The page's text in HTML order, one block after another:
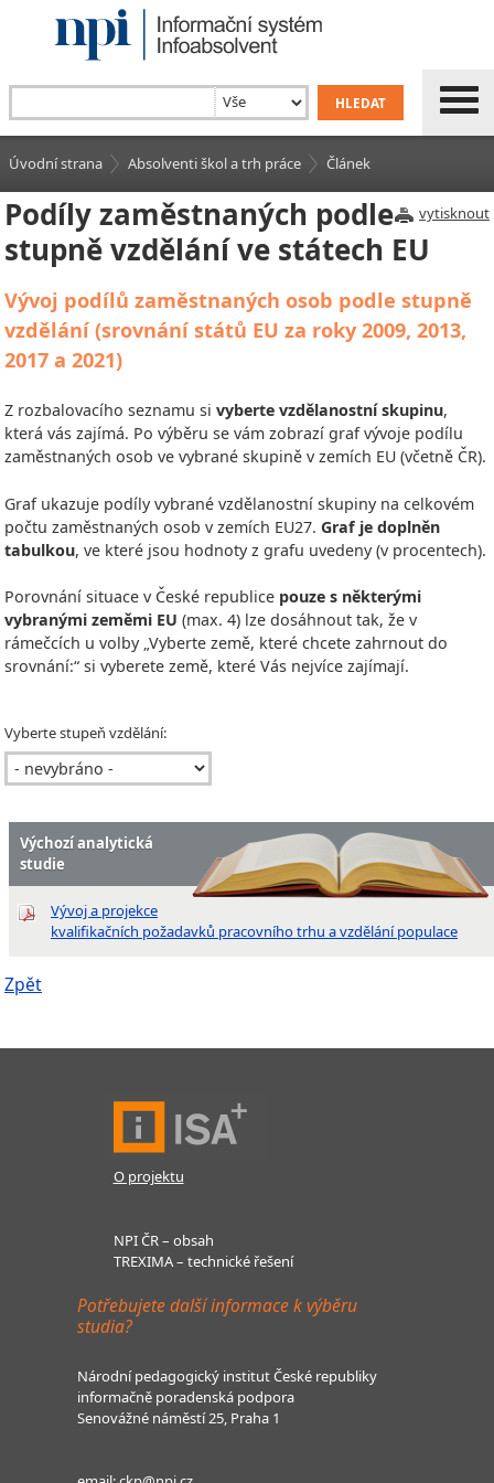
Úvodní strana Absolventi škol a trh práce Článek
vytisknout
Podíly zaměstnaných podle
stupně vzdělání ve státech EU
Vývoj podílů zaměstnaných osob podle stupně
vzdělání (srovnání států EU za roky 2009, 2013,
2017 a 2021)
Z rozbalovacího seznamu si vyberte vzdělanostní skupinu,
která vás zajímá. Po výběru se vám zobrazí graf vývoje podílu
zaměstnaných osob ve vybrané skupině v zemích EU (včetně ČR).
Graf ukazuje podíly vybrané vzdělanostní skupiny na celkovém
počtu zaměstnaných osob v zemích EU27. Graf je doplněn
tabulkou, ve které jsou hodnoty z grafu uvedeny (v procentech).
Porovnání situace v České republice pouze s některými
vybranými zeměmi EU (max. 4) lze dosáhnout tak, že v
rámečcích u volby „Vyberte země, které chcete zahrnout do
srovnání:“ si vyberete země, které Vás nejvíce zajímají.
Vyberte stupeň vzdělání:
Výchozí analytická
studie
Vývoj a projekce
kvalifikačních požadavků pracovního trhu a vzdělání populace
Zpět
O projektu
NPI ČR – obsah
TREXIMA – technické řešení
Potřebujete další informace k výběru
studia?
Národní pedagogický institut České republiky
informačně poradenská podpora
Senovážné náměstí 25, Praha 1